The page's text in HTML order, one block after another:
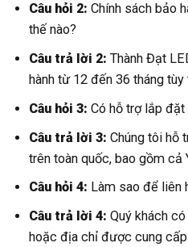
Câu hỏi 2: Chính sách bảo
thế nào?
Câu trả lời 2: Thành Đạt
hành từ 12 đến 36 tháng
Câu hỏi 3: Có hỗ trợ lắp đặt
Câu trả lời 3: Chúng tôi hỗ
trên toàn quốc, bao gồm cả
Câu hỏi 4: Làm sao để liên
Câu trả lời 4: Quý khách
hoặc địa chỉ được cung cấp